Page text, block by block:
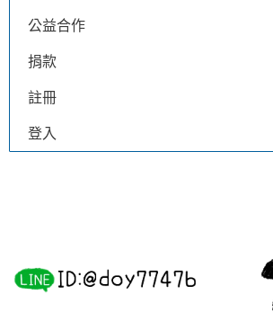
公益合作
捐款
註冊
登入